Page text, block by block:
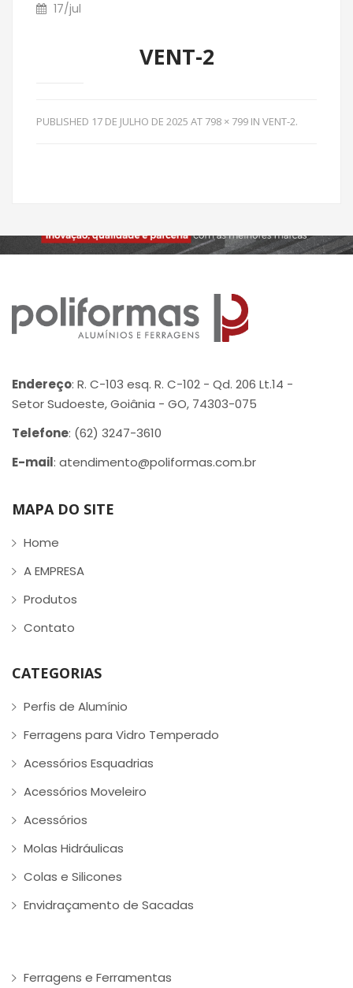
17/jul
VENT-2
PUBLISHED 17 DE JULHO DE 2025 AT 798 × 799 IN VENT-2.
Endereço: R. C-103 esq. R. C-102 - Qd. 206 Lt.14 -
Setor Sudoeste, Goiânia - GO, 74303-075
Telefone: (62) 3247-3610
E-mail: atendimento@poliformas.com.br
MAPA DO SITE
Home
A EMPRESA
Produtos
Contato
CATEGORIAS
Perfis de Alumínio
Ferragens para Vidro Temperado
Acessórios Esquadrias
Acessórios Moveleiro
Acessórios
Molas Hidráulicas
Colas e Silicones
Envidraçamento de Sacadas
Ferragens e Ferramentas